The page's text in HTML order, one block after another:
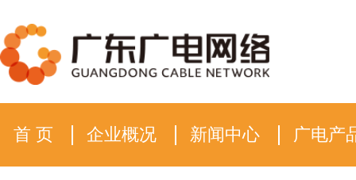
首 页 企业概况 新闻中心 广电产